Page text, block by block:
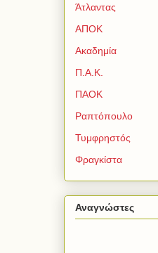
Άτλαντας
ΑΠΟΚ
Ακαδημία
Π.Α.Κ.
ΠΑΟΚ
Ραπτόπουλο
Τυμφρηστός
Φραγκίστα
Αναγνώστες